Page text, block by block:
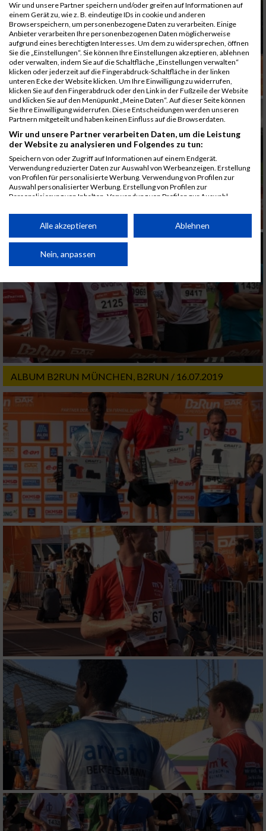
ALBUM B2RUN MÜNCHEN, B2RUN / 16.07.2019
Wir und unsere Partner speichern und/oder greifen auf Informationen auf
einem Gerät zu, wie z. B. eindeutige IDs in cookie und anderen
Browserspeichern, um personenbezogene Daten zu verarbeiten. Einige
Anbieter verarbeiten Ihre personenbezogenen Daten möglicherweise
aufgrund eines berechtigten Interesses. Um dem zu widersprechen, öffnen
Sie die „Einstellungen“. Sie können Ihre Einstellungen akzeptieren, ablehnen
oder verwalten, indem Sie auf die Schaltfläche „Einstellungen verwalten“
klicken oder jederzeit auf die Fingerabdruck-Schaltfläche in der linken
unteren Ecke der Website klicken. Um Ihre Einwilligung zu widerrufen,
klicken Sie auf den Fingerabdruck oder den Link in der Fußzeile der Website
und klicken Sie auf den Menüpunkt „Meine Daten“. Auf dieser Seite können
Sie Ihre Einwilligung widerrufen. Diese Entscheidungen werden unseren
Partnern mitgeteilt und haben keinen Einfluss auf die Browserdaten.
Wir und unsere Partner verarbeiten Daten, um die Leistung
der Website zu analysieren und Folgendes zu tun:
Speichern von oder Zugriff auf Informationen auf einem Endgerät.
Verwendung reduzierter Daten zur Auswahl von Werbeanzeigen. Erstellung
von Profilen für personalisierte Werbung. Verwendung von Profilen zur
Auswahl personalisierter Werbung. Erstellung von Profilen zur
Personalisierung von Inhalten. Verwendung von Profilen zur Auswahl
Performance von Inhalten. Analyse von Zielgruppen durch Statistiken oder
Kombinationen von Daten aus verschiedenen Quellen. Entwicklung und
von Inhalten.
Daten können außerhalb der Europäischen Union weitergegeben und in die
Website/App.
Partnerliste anzeigen (1 IAB-Anbieter)
Wir nutzen Ihre Daten für folgende Zwecke:
IAB-Verarbeitungszwecke:
Speichern von oder Zugriff auf Informationen
auf einem Endgerät
Verwendung reduzierter Daten zur Auswahl
von Werbeanzeigen
Erstellung von Profilen für personalisierte
Werbung
Verwendung von Profilen zur Auswahl
personalisierter Werbung
Erstellung von Profilen zur Personalisierung
von Inhalten
Verwendung von Profilen zur Auswahl
personalisierter Inhalte
Messung der Werbeleistung
Messung der Performance von Inhalten
Analyse von Zielgruppen durch Statistiken
oder Kombinationen von Daten aus
verschiedenen Quellen
Entwicklung und Verbesserung der Angebote
Verwendung reduzierter Daten zur Auswahl
von Inhalten
IAB-Besonderheiten:
Verwendung genauer Standortdaten
Geräte anhand von aktiv angeforderten
Informationen identifizieren
Alle akzeptieren Ablehnen
Nein, anpassen